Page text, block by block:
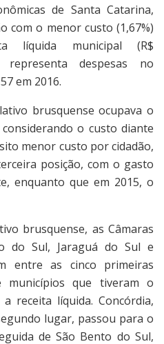
de Santa Catarina,
com o menor custo (1,67%)
líquida municipal (R$
representa despesas no
em 2016.
brusquense ocupava o
o custo diante
menor custo por cidadão,
posição, com o gasto
enquanto que em 2015, o
brusquense, as Câmaras
do Sul, Jaraguá do Sul e
entre as cinco primeiras
municípios que tiveram o
receita líquida. Concórdia,
lugar, passou para o
de São Bento do Sul,